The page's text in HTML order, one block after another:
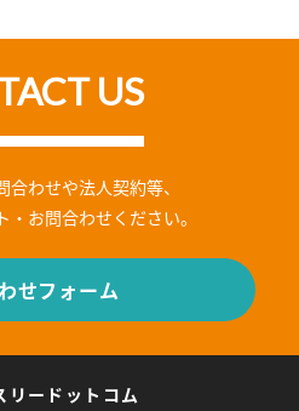
US
わせや法人契約等、
お問合わせください。
せフォーム
リードットコム